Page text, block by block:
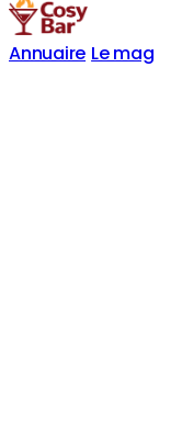
Annuaire Le mag